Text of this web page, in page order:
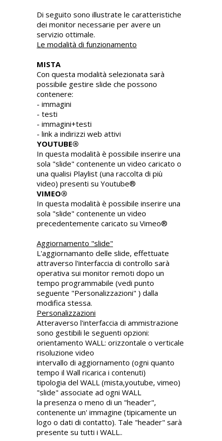
Di seguito sono illustrate le caratteristiche
dei monitor necessarie per avere un
servizio ottimale.
Le modalità di funzionamento
MISTA
Con questa modalità selezionata sarà
possibile gestire slide che possono
contenere:
- immagini
- testi
- immagini+testi
- link a indirizzi web attivi
YOUTUBE®
In questa modalità è possibile inserire una
sola "slide" contenente un video caricato o
una qualisi Playlist (una raccolta di più
video) presenti su Youtube®
VIMEO®
In questa modalità è possibile inserire una
sola "slide" contenente un video
precedentemente caricato su Vimeo®
Aggiornamento "slide"
L'aggiornamanto delle slide, effettuate
attraverso l'interfaccia di controllo sarà
operativa sui monitor remoti dopo un
tempo programmabile (vedi punto
seguente "Personalizzazioni" ) dalla
modifica stessa.
Personalizzazioni
Atteraverso l'interfaccia di ammistrazione
sono gestibili le seguenti opzioni:
orientamento WALL: orizzontale o verticale
risoluzione video
intervallo di aggiornamento (ogni quanto
tempo il Wall ricarica i contenuti)
tipologia del WALL (mista,youtube, vimeo)
"slide" associate ad ogni WALL
la presenza o meno di un "header",
contenente un' immagine (tipicamente un
logo o dati di contatto). Tale "header" sarà
presente su tutti i WALL..